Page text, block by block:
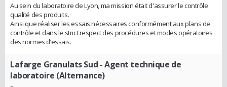
Au sein du laboratoire de Lyon, ma mission était d'assurer le contrôle
qualité des produits.
Ainsi que réaliser les essais nécessaires conformément aux plans de
contrôle et dans le strict respect des procédures et modes opératoires
des normes d’essais.
Lafarge Granulats Sud - Agent technique de
laboratoire (Alternance)